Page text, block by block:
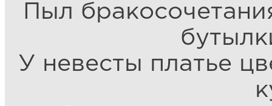
Пыл
У невесты платье